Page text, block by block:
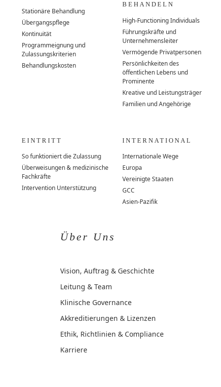
Stationäre Behandlung
Übergangspflege
Kontinuität
Programmeignung und
Zulassungskriterien
Behandlungskosten
BEHANDELN
High-Functioning Individuals
Führungskräfte und
Unternehmensleiter
Vermögende Privatpersonen
Persönlichkeiten des
öffentlichen Lebens und
Prominente
Kreative und Leistungsträger
Familien und Angehörige
EINTRITT
So funktioniert die Zulassung
Überweisungen & medizinische
Fachkräfte
Intervention Unterstützung
INTERNATIONAL
Internationale Wege
Europa
Vereinigte Staaten
GCC
Asien-Pazifik
Über Uns
Vision, Auftrag & Geschichte
Leitung & Team
Klinische Governance
Akkreditierungen & Lizenzen
Ethik, Richtlinien & Compliance
Karriere